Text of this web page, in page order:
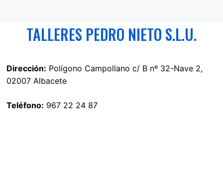
TALLERES PEDRO NIETO S.L.U.
Dirección: Polígono Campollano c/ B nº 32-Nave 2,
02007 Albacete
Teléfono: 967 22 24 87